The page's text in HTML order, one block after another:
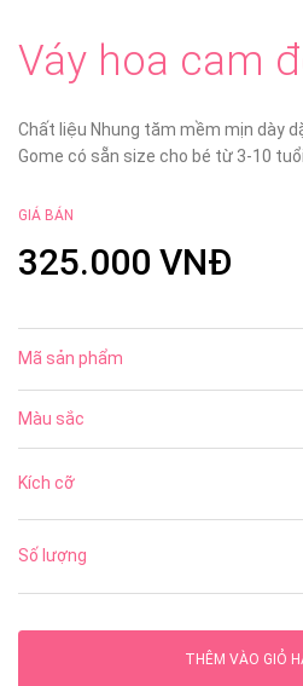
Váy hoa cam
Chất liệu Nhung tăm mềm mịn dày
Gome có sẵn size cho bé từ 3-10 tuổi.
GIÁ BÁN
325.000 VNĐ
Mã sản phẩm
Màu sắc
Kích cỡ
Số lượng
THÊM VÀO GIỎ